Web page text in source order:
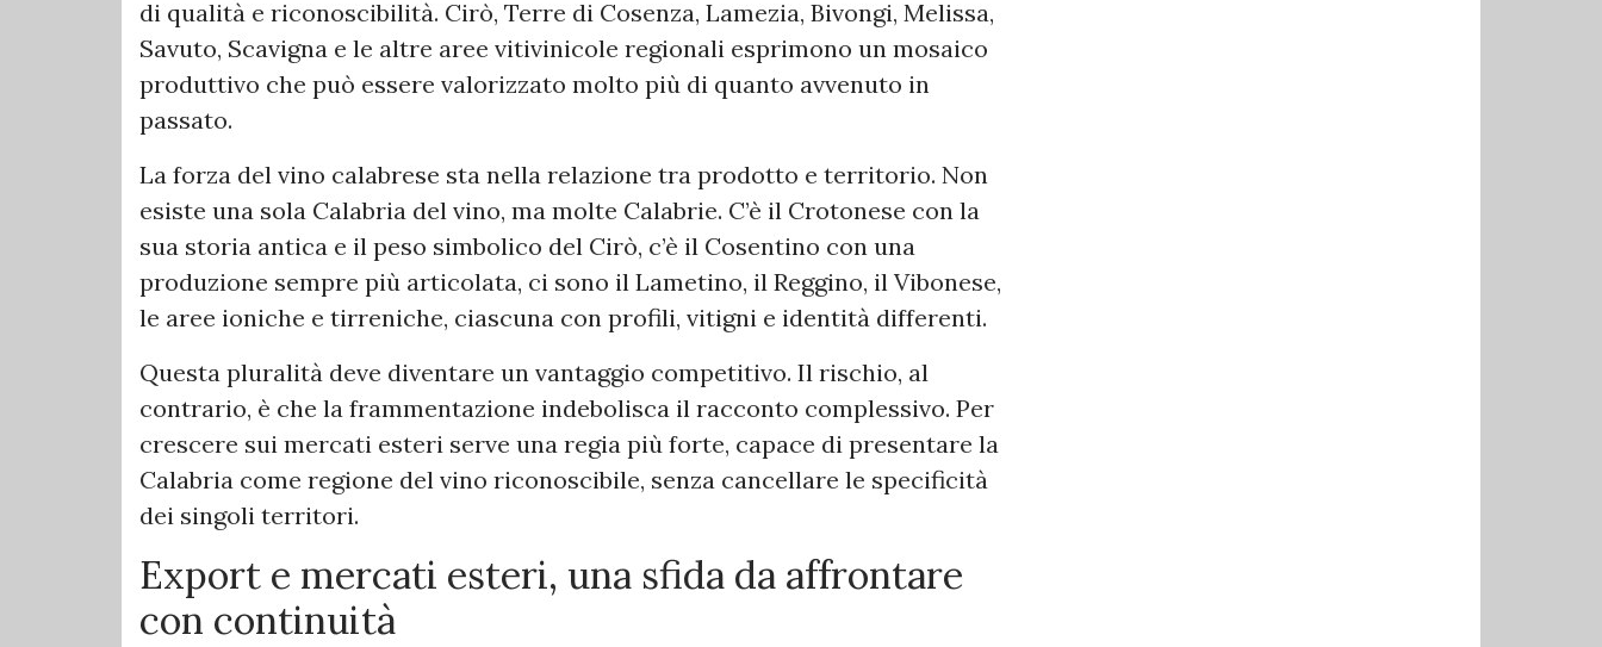
di qualità e riconoscibilità. Cirò, Terre di Cosenza, Lamezia, Bivongi, Melissa,
Savuto, Scavigna e le altre aree vitivinicole regionali esprimono un mosaico
produttivo che può essere valorizzato molto più di quanto avvenuto in
passato.
La forza del vino calabrese sta nella relazione tra prodotto e territorio. Non
esiste una sola Calabria del vino, ma molte Calabrie. C’è il Crotonese con la
sua storia antica e il peso simbolico del Cirò, c’è il Cosentino con una
produzione sempre più articolata, ci sono il Lametino, il Reggino, il Vibonese,
le aree ioniche e tirreniche, ciascuna con profili, vitigni e identità differenti.
Questa pluralità deve diventare un vantaggio competitivo. Il rischio, al
contrario, è che la frammentazione indebolisca il racconto complessivo. Per
crescere sui mercati esteri serve una regia più forte, capace di presentare la
Calabria come regione del vino riconoscibile, senza cancellare le specificità
dei singoli territori.
Export e mercati esteri, una sfida da affrontare
con continuità